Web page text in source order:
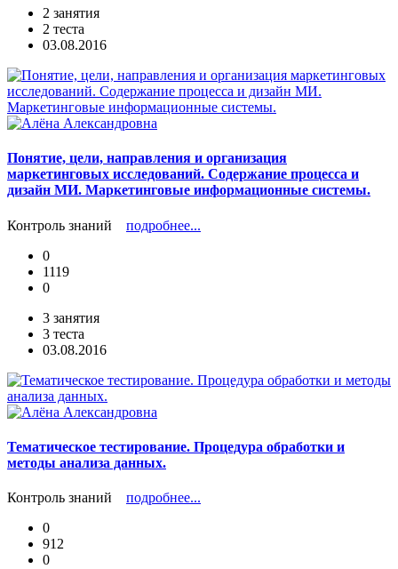
2 занятия
2 теста
03.08.2016
Понятие, цели, направления и организация
маркетинговых исследований. Содержание процесса и
дизайн МИ. Маркетинговые информационные системы.
Контроль знаний подробнее...
0
1119
0
3 занятия
3 теста
03.08.2016
Тематическое тестирование. Процедура обработки и
методы анализа данных.
Контроль знаний подробнее...
0
912
0